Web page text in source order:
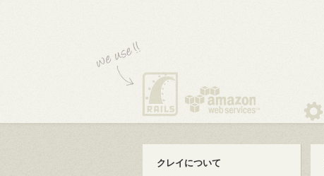
クレイについて